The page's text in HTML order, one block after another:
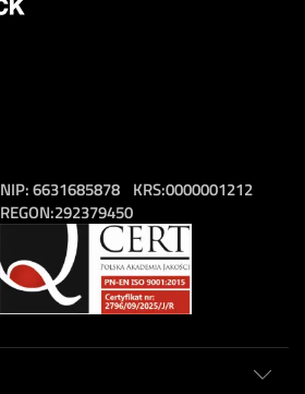
NIP:6631685878
REGON:292379450
KRS:0000001212